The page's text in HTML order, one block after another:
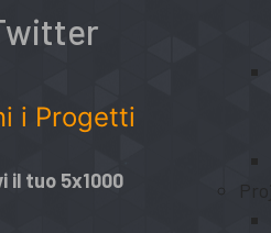
i Progetti
il tuo 5x1000